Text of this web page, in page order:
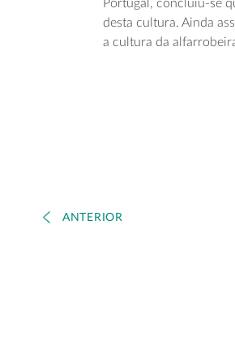
Portugal, concluiu-se
desta cultura. Ainda
a cultura da
ANTERIOR